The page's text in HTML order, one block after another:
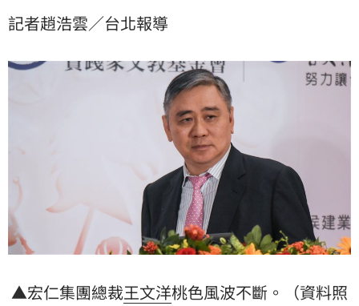
記者趙浩雲／台北報導
▲宏仁集團總裁王文洋桃色風波不斷。（資料照